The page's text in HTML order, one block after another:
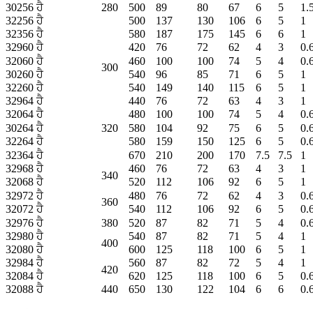
280
30256 ਹੈ
500 89 80 67 6 5
32256 ਹੈ
500 137 130 106 6 5
1
32356 ਹੈ
580 187 175 145 6 6
1
32960 ਹੈ
300
420 76 72 62 4 3
32060 ਹੈ
460 100 100 74 5 4
30260 ਹੈ
540 96 85 71 6 5
1
32260 ਹੈ
540 149 140 115 6 5
1
32964 ਹੈ
320
440 76 72 63 4 3
1
32064 ਹੈ
480 100 100 74 5 4
30264 ਹੈ
580 104 92 75 6 5
32264 ਹੈ
580 159 150 125 6 5
32364 ਹੈ
670 210 200 170 7.5 7.5
1
32968 ਹੈ
340
460 76 72 63 4 3
1
32068 ਹੈ
520 112 106 92 6 5
1
32972 ਹੈ
360
480 76 72 62 4 3
32072 ਹੈ
540 112 106 92 6 5
32976 ਹੈ
380 520 87 82 71 5 4
32980 ਹੈ
400
540 87 82 71 5 4
1
32080 ਹੈ
600 125 118 100 6 5
1
32984 ਹੈ
420
560 87 82 72 5 4
1
32084 ਹੈ
620 125 118 100 6 5
32088 ਹੈ
440 650 130 122 104 6 6